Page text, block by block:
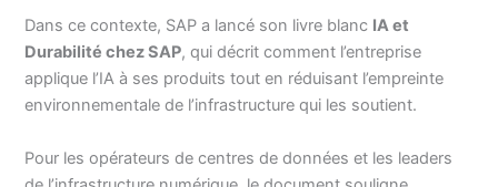
Dans ce contexte, SAP a lancé son livre blanc IA et
Durabilité chez SAP, qui décrit comment l’entreprise
applique l’IA à ses produits tout en réduisant l’empreinte
environnementale de l’infrastructure qui les soutient.
Pour les opérateurs de centres de données et les leaders